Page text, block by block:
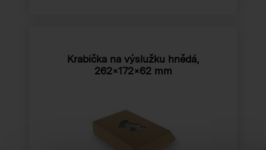
Krabička na výslužku hnědá,
262×172×62 mm